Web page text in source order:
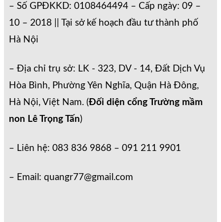
– Số GPĐKKD: 0108464494 – Cấp ngày: 09 –
10 – 2018 || Tại sở kế hoạch đầu tư thành phố
Hà Nội
– Địa chỉ trụ sở: LK - 323, DV - 14, Đất Dịch Vụ
Hòa Bình, Phường Yên Nghĩa, Quận Hà Đông,
Hà Nội, Việt Nam. (Đối diện cổng Trường mầm
non Lê Trọng Tấn)
– Liên hệ: 083 836 9868 – 091 211 9901
– Email: quangr77@gmail.com